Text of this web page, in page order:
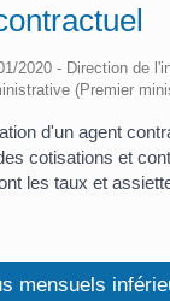
2020 - Direction de
(Premier
d'un agent
cotisations et
les taux et
mensuels